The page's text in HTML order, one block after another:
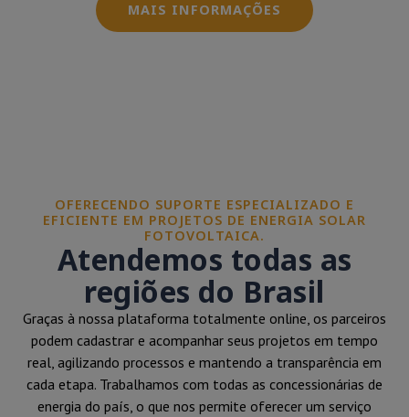
MAIS INFORMAÇÕES
OFERECENDO SUPORTE ESPECIALIZADO E
EFICIENTE EM PROJETOS DE ENERGIA SOLAR
FOTOVOLTAICA.
Atendemos todas as
regiões do Brasil
Graças à nossa plataforma totalmente online, os parceiros
podem cadastrar e acompanhar seus projetos em tempo
real, agilizando processos e mantendo a transparência em
cada etapa. Trabalhamos com todas as concessionárias de
energia do país, o que nos permite oferecer um serviço